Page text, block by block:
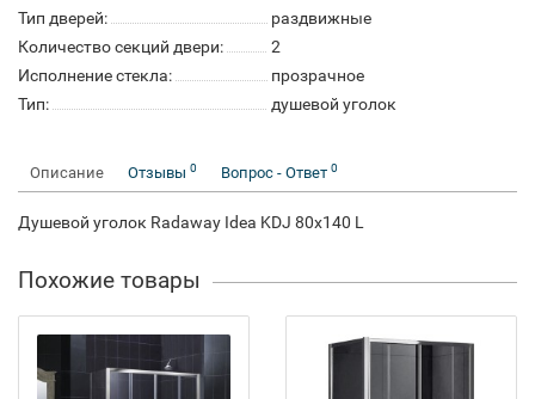
Тип дверей:
раздвижные
Количество секций двери:
2
Исполнение стекла:
прозрачное
Тип:
душевой уголок
Описание Отзывы 0 Вопрос - Ответ 0
Душевой уголок Radaway Idea KDJ 80x140 L
Похожие товары